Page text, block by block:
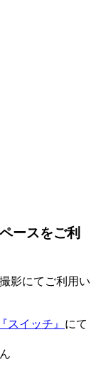
ースをご利
影にてご利用い
『スイッチ』 にて